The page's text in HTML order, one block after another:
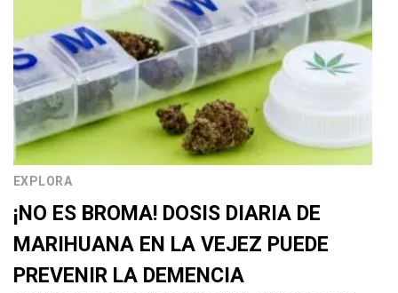
EXPLORA
¡NO ES BROMA! DOSIS DIARIA DE
MARIHUANA EN LA VEJEZ PUEDE
PREVENIR LA DEMENCIA